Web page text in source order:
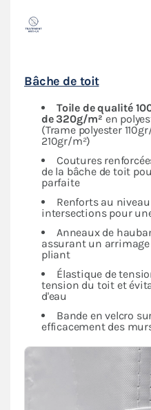
Bâche de toit
Toile de qualité
de 320g/m²en
(Trame polyester
210gr/m²)
Coutures
de la bâche de toit
parfaite
Renforts au
intersections pour
Anneaux de
assurant un
pliant
Élastique de
tension du toit et
d'eau
Bande en velcro
efficacement des